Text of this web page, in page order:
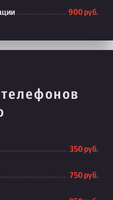
900 руб.
350 руб.
750 руб.